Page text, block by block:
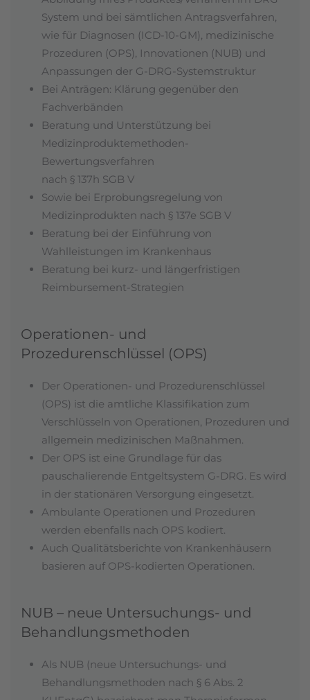
System und bei sämtlichen Antragsverfahren,
wie für Diagnosen (ICD-10-GM), medizinische
Prozeduren (OPS), Innovationen (NUB) und
Anpassungen der G-DRG-Systemstruktur
Bei Anträgen: Klärung gegenüber den
Fachverbänden
Beratung und Unterstützung bei
Medizinproduktemethoden-
Bewertungsverfahren
nach § 137h SGB V
Sowie bei Erprobungsregelung von
Medizinprodukten nach § 137e SGB V
Beratung bei der Einführung von
Wahlleistungen im Krankenhaus
Beratung bei kurz- und längerfristigen
Reimbursement-Strategien
Operationen- und
Prozedurenschlüssel (OPS)
Der Operationen- und Prozedurenschlüssel
(OPS) ist die amtliche Klassifikation zum
Verschlüsseln von Operationen, Prozeduren und
allgemein medizinischen Maßnahmen.
Der OPS ist eine Grundlage für das
pauschalierende Entgeltsystem G-DRG. Es wird
in der stationären Versorgung eingesetzt.
Ambulante Operationen und Prozeduren
werden ebenfalls nach OPS kodiert.
Auch Qualitätsberichte von Krankenhäusern
basieren auf OPS-kodierten Operationen.
NUB – neue Untersuchungs- und
Behandlungsmethoden
Als NUB (neue Untersuchungs- und
Behandlungsmethoden nach § 6 Abs. 2